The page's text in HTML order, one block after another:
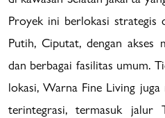
Proyek ini berlokasi strategis
Putih, Ciputat, dengan akses
dan berbagai fasilitas umum.
lokasi, Warna Fine Living
terintegrasi, termasuk jalur